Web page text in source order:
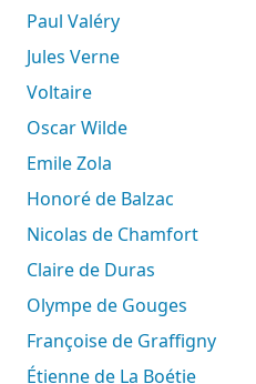
Paul Valéry
Jules Verne
Voltaire
Oscar Wilde
Emile Zola
Honoré de Balzac
Nicolas de Chamfort
Claire de Duras
Olympe de Gouges
Françoise de Graffigny
Étienne de La Boétie